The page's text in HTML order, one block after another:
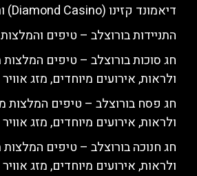
דיאמונד קזינו (Diamond Casino) ורוצלב
התניידות בורוצלב – טיפים
חג סוכות בורוצלב – טיפים
ולראות, אירועים מיוחדים, מזג אוויר
חג פסח בורוצלב – טיפים המלצות
ולראות, אירועים מיוחדים, מזג אוויר
חג חנוכה בורוצלב – טיפים
ולראות, אירועים מיוחדים, מזג אוויר